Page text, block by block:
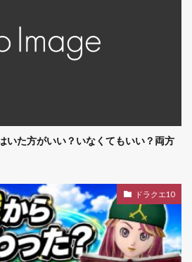
いた方がいい？いなくてもいい？両方
ドラクエ10